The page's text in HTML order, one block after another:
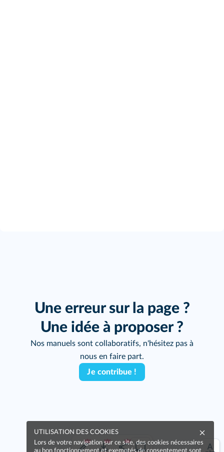
Une erreur sur la page ?
Une idée à proposer ?
Nos manuels sont collaboratifs, n'hésitez pas à
nous en faire part.
Je contribue !
UTILISATION DES COOKIES
Lors de votre navigation sur ce site, des cookies nécessaires